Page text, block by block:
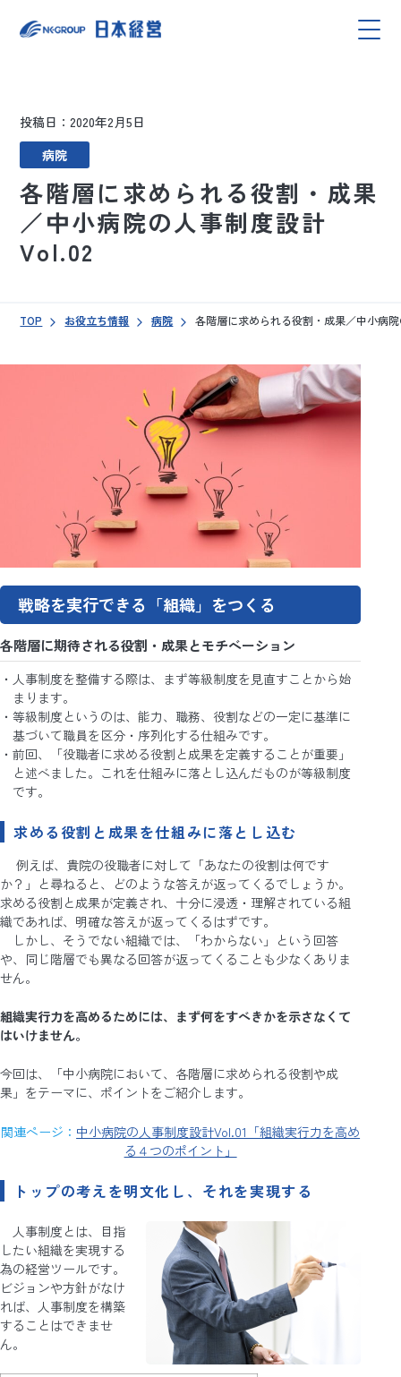
投稿日：2020年2月5日
病院
各階層に求められる役割・成果
／中小病院の人事制度設計
Vol.02
TOP お役立ち情報 病院 各階層に求められる役割・成果／中小病
戦略を実行できる「組織」をつくる
各階層に期待される役割・成果とモチベーション
人事制度を整備する際は、まず等級制度を見直すことから始
まります。
等級制度というのは、能力、職務、役割などの一定に基準に
基づいて職員を区分・序列化する仕組みです。
前回、「役職者に求める役割と成果を定義することが重要」
と述べました。これを仕組みに落とし込んだものが等級制度
です。
求める役割と成果を仕組みに落とし込む
例えば、貴院の役職者に対して「あなたの役割は何です
か？」と尋ねると、どのような答えが返ってくるでしょうか。
求める役割と成果が定義され、十分に浸透・理解されている組
織であれば、明確な答えが返ってくるはずです。
しかし、そうでない組織では、「わからない」という回答
や、同じ階層でも異なる回答が返ってくることも少なくありま
せん。
組織実行力を高めるためには、まず何をすべきかを示さなくて
はいけません。
今回は、「中小病院において、各階層に求められる役割や成
果」をテーマに、ポイントをご紹介します。
関連ページ： 中小病院の人事制度設計Vol.01「組織実行力を高め
る４つのポイント」
トップの考えを明文化し、それを実現する
人事制度とは、目指
したい組織を実現する
為の経営ツールです。
ビジョンや方針がなけ
れば、人事制度を構築
することはできませ
ん。